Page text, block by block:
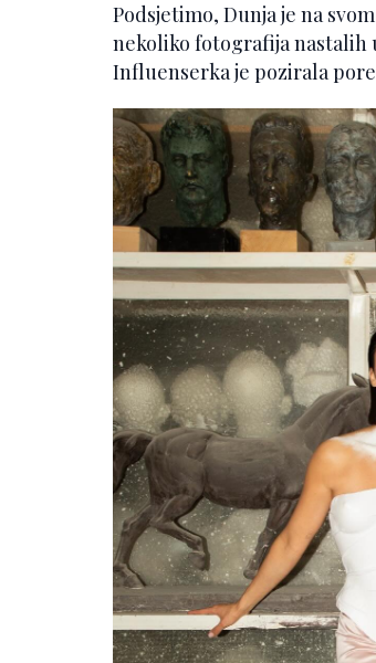
Podsjetimo, Dunja je na
nekoliko fotografija
Influenserka je pozirala